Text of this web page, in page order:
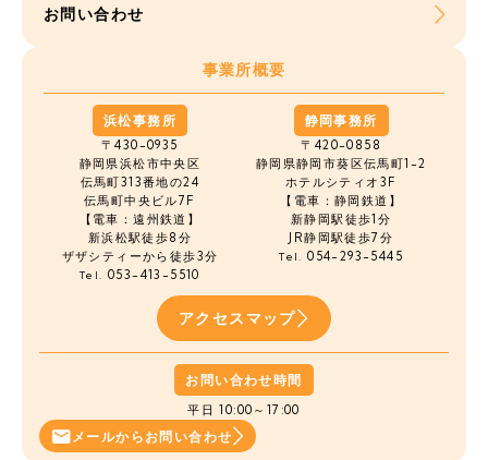
お問い合わせ
事業所概要
浜松事務所
〒430-0935
静岡県浜松市中央区
伝馬町313番地の24
伝馬町中央ビル7F
【電車：遠州鉄道】
新浜松駅徒歩8分
ザザシティーから徒歩3分
Tel. 053-413-5510
静岡事務所
〒420-0858
静岡県静岡市葵区伝馬町1-2
ホテルシティオ3F
【電車：静岡鉄道】
新静岡駅徒歩1分
JR静岡駅徒歩7分
Tel. 054-293-5445
アクセスマップ
お問い合わせ時間
平日 10:00～17:00
メールから お問い合わせ